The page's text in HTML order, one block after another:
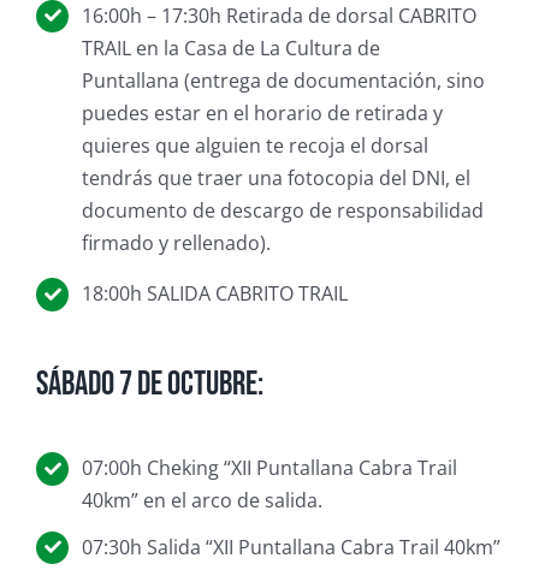
16:00h – 17:30h Retirada de dorsal CABRITO
TRAIL en la Casa de La Cultura de
Puntallana (entrega de documentación, sino
puedes estar en el horario de retirada y
quieres que alguien te recoja el dorsal
tendrás que traer una fotocopia del DNI, el
documento de descargo de responsabilidad
firmado y rellenado).
18:00h SALIDA CABRITO TRAIL
Sábado 7 de octubre:
07:00h Cheking “XII Puntallana Cabra Trail
40km” en el arco de salida.
07:30h Salida “XII Puntallana Cabra Trail 40km”